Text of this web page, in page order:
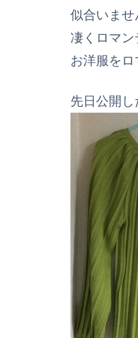
似合いませ
凄くロマン
お洋服をロ
先日公開し